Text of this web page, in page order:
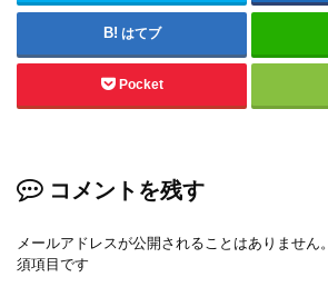
はてブ
Pocket
コメントを残す
メールアドレスが公開されることはありません。
須項目です